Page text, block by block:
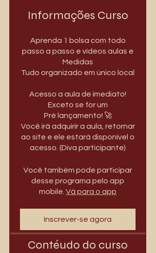
Informações Curso
Aprenda 1 bolsa com todo
passo a passo e vídeos aulas e
Medidas
Tudo organizado em único local
Acesso a aula de imediato!
Exceto se for um
Pré lançamento! 🚀
Você irá adquirir a aula, retornar
ao site e ele estará disponível o
acesso. (Diva participante)
Você também pode participar
desse programa pelo app
mobile. Vá para o app
Inscrever-se agora
Contéudo do curso